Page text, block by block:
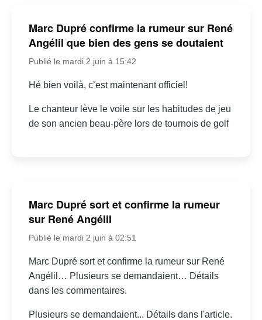
Marc Dupré confirme la rumeur sur René
Angélil que bien des gens se doutaient
Publié le mardi 2 juin à 15:42
Hé bien voilà, c’est maintenant officiel!
Le chanteur lève le voile sur les habitudes de jeu
de son ancien beau-père lors de tournois de golf
Marc Dupré sort et confirme la rumeur
sur René Angélil
Publié le mardi 2 juin à 02:51
Marc Dupré sort et confirme la rumeur sur René
Angélil… Plusieurs se demandaient… Détails
dans les commentaires.
Plusieurs se demandaient... Détails dans l'article.